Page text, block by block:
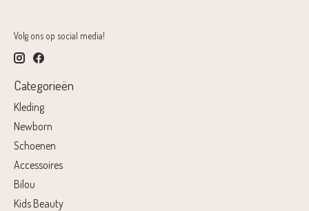
Volg ons op social media!
Categorieën
Kleding
Newborn
Schoenen
Accessoires
Bilou
Kids Beauty